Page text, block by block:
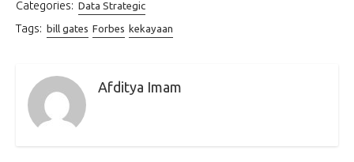
Categories: Data Strategic
Tags: bill gates Forbes kekayaan
Afditya Imam